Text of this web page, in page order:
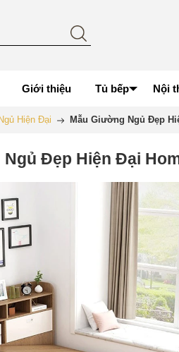
Giới thiệu Tủ bếp Nội
Hiện Đại Mẫu Giường Ngủ Đẹp
Đẹp Hiện Đại